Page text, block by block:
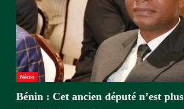
Nécro
Bénin : Cet ancien député n’est plus